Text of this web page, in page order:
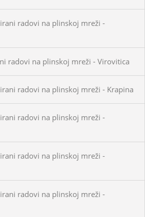
radovi na plinskoj mreži -
radovi na plinskoj mreži - Virovitica
radovi na plinskoj mreži - Krapina
radovi na plinskoj mreži -
radovi na plinskoj mreži -
radovi na plinskoj mreži -